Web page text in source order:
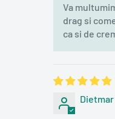
Va
drag si
ca si de